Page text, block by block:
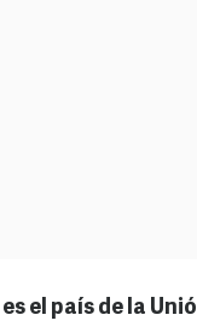
el país de la